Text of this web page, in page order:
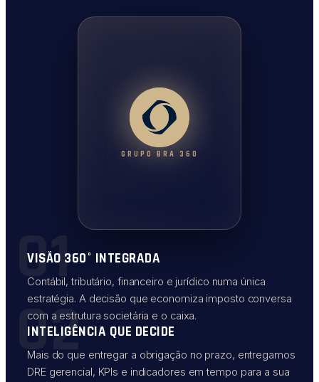
01
VISÃO 360° INTEGRADA
Contábil, tributário, financeiro e jurídico numa única
estratégia. A decisão que economiza imposto conversa
com a estrutura societária e o caixa.
02
INTELIGÊNCIA QUE DECIDE
Mais do que entregar a obrigação no prazo, entregamos
DRE gerencial, KPIs e indicadores em tempo para a sua
GRUPO BRA 360